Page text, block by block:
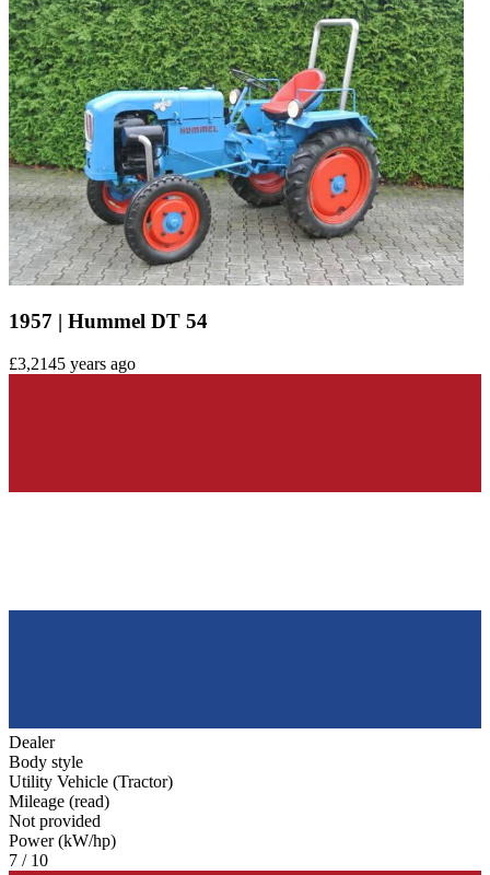
1957 | Hummel DT 54
£3,2145 years ago
Dealer
Body style
Utility Vehicle (Tractor)
Mileage (read)
Not provided
Power (kW/hp)
7 / 10